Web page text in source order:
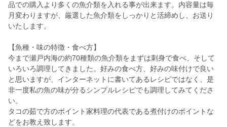
品での購入より多くの魚介類を入れる事が出来ます。内容量は毎
月変わりますが、厳選した魚介類をしっかりと活締めし、お送り
いたします。
【魚種・味の特徴・食べ方】
今まで瀬戸内海の約70種類の魚介類をまずは刺身で食べ、そして
いろいろ調理してきました。好みの食べ方、好みの味付けで良い
と思いますが、インターネットに書いてあるレシピではなく、是
非一度私の魚の味が分るシンプルレシピでも調理してみてくださ
い。
タコの茹で方のポイント家料理の代表である煮付けのポイントな
どをお教え致します。